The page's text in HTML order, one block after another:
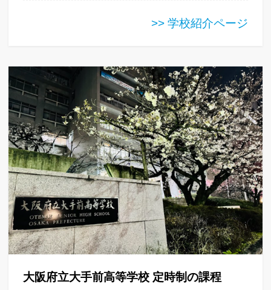
>> 学校紹介ページ
大阪府立大手前高等学校 定時制の課程